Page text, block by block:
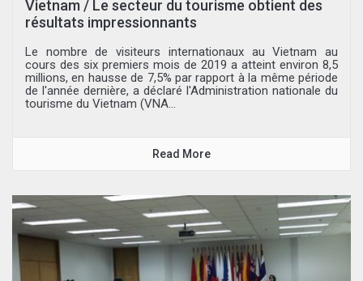
Vietnam / Le secteur du tourisme obtient des
résultats impressionnants
Le nombre de visiteurs internationaux au Vietnam au
cours des six premiers mois de 2019 a atteint environ 8,5
millions, en hausse de 7,5% par rapport à la même période
de l'année dernière, a déclaré l'Administration nationale du
tourisme du Vietnam (VNA...
Read More